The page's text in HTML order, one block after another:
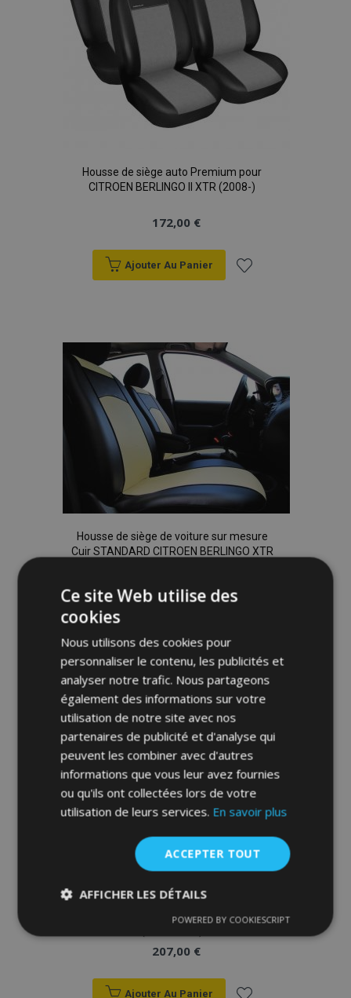
Housse de siège auto Premium pour
CITROEN BERLINGO II XTR (2008-)
172,00 €
Ajouter Au Panier
liste
d'achats
Housse de siège de voiture sur mesure
Cuir STANDARD CITROEN BERLINGO XTR
191,00 €
Ajouter
à la
liste
d'achats
Housse de siège de voiture sur mesure
Elegance CITROEN BERLINGO XTR II 7p.
207,00 €
Ajouter Au Panier
Ce site Web utilise des
cookies
Nous utilisons des cookies pour
personnaliser le contenu, les publicités et
analyser notre trafic. Nous partageons
également des informations sur votre
utilisation de notre site avec nos
partenaires de publicité et d'analyse qui
peuvent les combiner avec d'autres
informations que vous leur avez fournies
ou qu'ils ont collectées lors de votre
utilisation de leurs services. En savoir plus
ACCEPTER TOUT
AFFICHER LES DÉTAILS
nécessaires
Performance Ciblage
POWERED BY COOKIESCRIPT